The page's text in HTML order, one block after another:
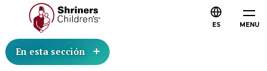
MENU
ES
En esta sección